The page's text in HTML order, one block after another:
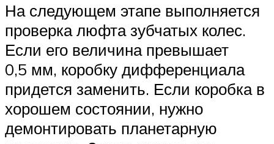
На следующем этапе выполняется
проверка люфта зубчатых колес.
Если его величина превышает
0,5 мм, коробку дифференциала
придется заменить. Если коробка в
хорошем состоянии, нужно
демонтировать планетарную